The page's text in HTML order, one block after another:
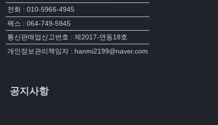
전화 : 010-5966-4945
팩스 : 064-749-5945
통신판매업신고번호 : 제2017-연동18호
개인정보관리책임자 : hanmi2199@naver.com
공지사항